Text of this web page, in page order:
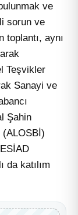
ve
sorun ve
toplantı, aynı
Teşvikler
Sanayi ve
Şahin
(ALOSBİ)
da katılım